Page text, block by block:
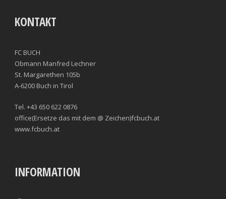
KONTAKT
FC BUCH
Obmann Manfred Lechner
St. Margarethen 105b
A-6200 Buch in Tirol
Tel. +43 650 622 0876
office(Ersetze das mit dem @ Zeichen)fcbuch.at
www.fcbuch.at
INFORMATION